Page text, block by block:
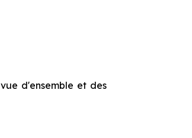
d'ensemble et des